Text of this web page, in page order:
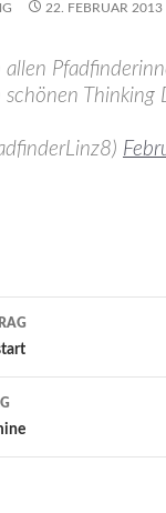
22. FEBRUAR 2013
Thinking